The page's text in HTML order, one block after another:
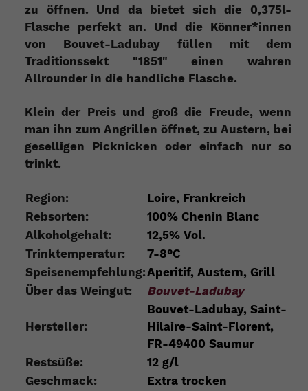
zu öffnen. Und da bietet sich die 0,375l-
Flasche perfekt an. Und die Könner*innen
von Bouvet-Ladubay füllen mit dem
Traditionssekt "1851" einen wahren
Allrounder in die handliche Flasche.
Klein der Preis und groß die Freude, wenn
man ihn zum Angrillen öffnet, zu Austern, bei
geselligen Picknicken oder einfach nur so
trinkt.
Region:
Loire, Frankreich
Rebsorten:
100% Chenin Blanc
Alkoholgehalt:
12,5% Vol.
Trinktemperatur:
7-8°C
Speisenempfehlung:Aperitif, Austern, Grill
Über das Weingut:
Bouvet-Ladubay
Hersteller:
Bouvet-Ladubay, Saint-
Hilaire-Saint-Florent,
FR-49400 Saumur
Restsüße:
12 g/l
Geschmack:
Extra trocken